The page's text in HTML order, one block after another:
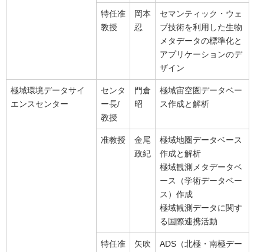
特任准
教授
岡本
忍
セマンティック・ウェ
ブ技術を利用した生物
メタデータの標準化と
アプリケーションのデ
ザイン
極域環境データサイ
エンスセンター
センタ
ー長/
教授
門倉
昭
極域宙空圏データベー
ス作成と解析
准教授
金尾
政紀
極域地圏データベース
作成と解析
極域観測メタデータベ
ース（学術データベー
ス）作成
極域観測データに関す
る国際連携活動
特任准
矢吹
ADS（北極・南極デー